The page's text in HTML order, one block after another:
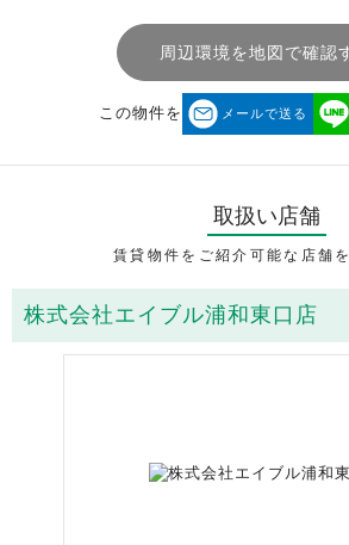
周辺環境を地図で確認
この物件を メールで送る
取扱い店舗
賃貸物件をご紹介可能な店舗
株式会社エイブル浦和東口店